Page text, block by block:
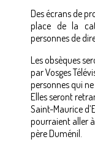
Des écrans de
place de la
personnes de
Les obsèques
par Vosges
personnes qui
Elles seront
Saint-Maurice
pourraient aller
père Duménil.